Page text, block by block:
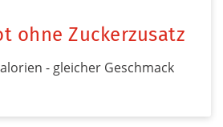
ohne Zuckerzusatz
- gleicher Geschmack